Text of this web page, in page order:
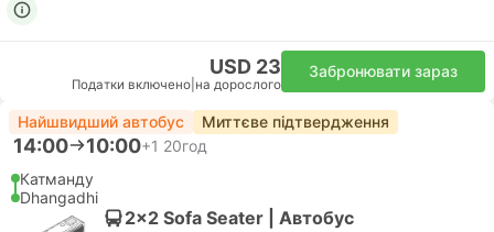
USD 23
Податки включено на дорослого
Забронювати зараз
Найшвидший автобус Миттєве підтвердження
14:00 10:00+1 20год
Катманду
Dhangadhi
2x2 Sofa Seater | Автобус